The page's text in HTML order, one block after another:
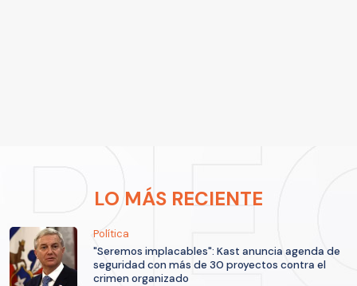
LO MÁS RECIENTE
Política
"Seremos implacables": Kast anuncia agenda de
seguridad con más de 30 proyectos contra el
crimen organizado